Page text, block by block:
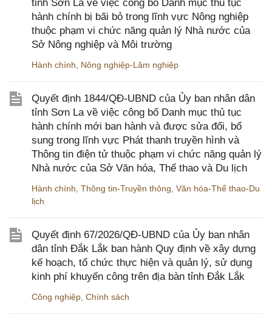
tỉnh Sơn La về việc công bố Danh mục thủ tục
hành chính bị bãi bỏ trong lĩnh vực Nông nghiệp
thuộc phạm vi chức năng quản lý Nhà nước của
Sở Nông nghiệp và Môi trường
Hành chính Nông nghiệp-Lâm nghiệp
Quyết định 1844/QĐ-UBND của Ủy ban nhân dân
tỉnh Sơn La về việc công bố Danh mục thủ tục
hành chính mới ban hành và được sửa đổi, bổ
sung trong lĩnh vực Phát thanh truyền hình và
Thông tin điện tử thuộc phạm vi chức năng quản lý
Nhà nước của Sở Văn hóa, Thể thao và Du lịch
Hành chính Thông tin-Truyền thông Văn hóa-Thể thao-Du
lịch
Quyết định 67/2026/QĐ-UBND của Ủy ban nhân
dân tỉnh Đắk Lắk ban hành Quy định về xây dựng
kế hoạch, tổ chức thực hiện và quản lý, sử dụng
kinh phí khuyến công trên địa bàn tỉnh Đắk Lắk
Công nghiệp Chính sách